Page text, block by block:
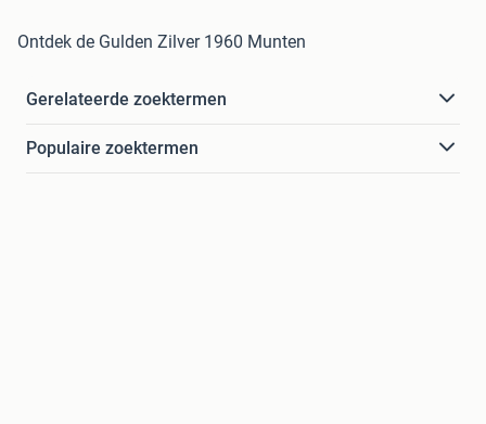
Ontdek de Gulden Zilver 1960 Munten
Gerelateerde zoektermen
Populaire zoektermen